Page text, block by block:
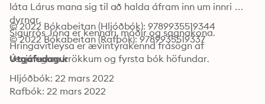
láta Lárus mana sig til að halda áfram inn um innri
dyrnar.
Sigurrós Jóna er kennari, móðir og sagnakona.
Hringavitleysa er ævintýrakennd frásögn af
venjulegum krökkum og fyrsta bók höfundar.
© 2022 Bókabeitan (Hljóðbók): 9789935519344
© 2022 Bókabeitan (Rafbók): 9789935519337
Útgáfudagur
Hljóðbók: 22 mars 2022
Rafbók: 22 mars 2022